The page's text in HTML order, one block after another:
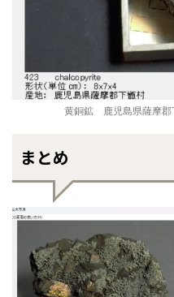
黄銅鉱 鹿児島県薩摩郡
まとめ